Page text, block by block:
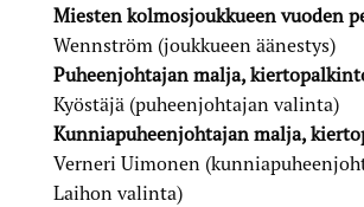
Miesten kolmosjoukkueen vuoden
Wennström (joukkueen äänestys)
Puheenjohtajan malja,
Kyöstäjä (puheenjohtajan valinta)
Kunniapuheenjohtajan malja,
Verneri Uimonen
Laihon valinta)